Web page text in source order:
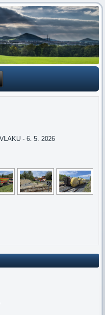
- 6. 5. 2026